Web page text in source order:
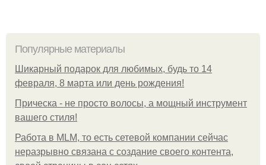
Популярные материалы
Шикарный подарок для любимых, будь то 14
февраля, 8 марта или день рождения!
Прическа - не просто волосы, а мощный инструмент
вашего стиля!
Работа в MLM, то есть сетевой компании сейчас
неразрывно связана с создание своего контента,